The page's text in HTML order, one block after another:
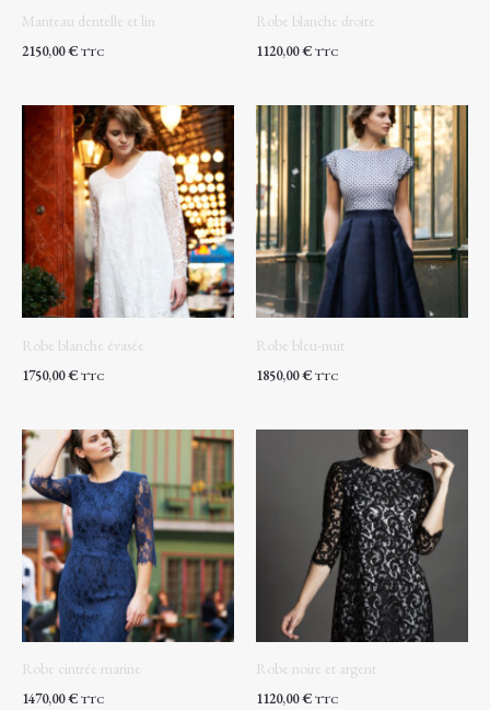
Manteau dentelle et lin
2150,00€ TTC
Robe blanche droite
1120,00€ TTC
Robe blanche évasée
1750,00€ TTC
Robe bleu-nuit
1850,00€ TTC
Robe cintrée marine
1470,00€ TTC
Robe noire et argent
1120,00€ TTC